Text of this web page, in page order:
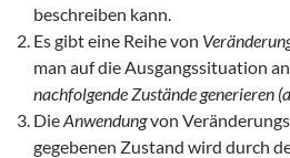
beschreiben kann.
Es gibt eine Reihe von
man auf die Ausgangssituation
nachfolgende Zustände generieren
DieAnwendungvon
gegebenen Zustand wird durch